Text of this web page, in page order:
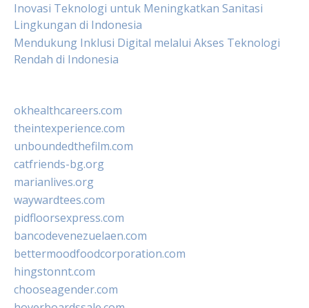
Inovasi Teknologi untuk Meningkatkan Sanitasi
Lingkungan di Indonesia
Mendukung Inklusi Digital melalui Akses Teknologi
Rendah di Indonesia
okhealthcareers.com
theintexperience.com
unboundedthefilm.com
catfriends-bg.org
marianlives.org
waywardtees.com
pidfloorsexpress.com
bancodevenezuelaen.com
bettermoodfoodcorporation.com
hingstonnt.com
chooseagender.com